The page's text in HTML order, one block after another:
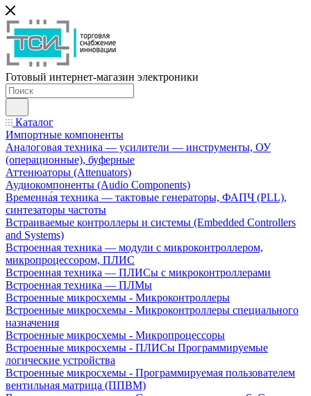
Готовый интернет-магазин электроники
Каталог
Импортные компоненты
Аналоговая техника — усилители — инструменты, ОУ
(операционные), буферные
Аттенюаторы (Attenuators)
Аудиокомпоненты (Audio Components)
Временна́я техника — тактовые генераторы, ФАПЧ (PLL),
синтезаторы частоты
Встраиваемые контроллеры и системы (Embedded Controllers
and Systems)
Встроенная техника — модули с микроконтроллером,
микропроцессором, ПЛИС
Встроенная техника — ПЛИСы с микроконтроллерами
Встроенная техника — ПЛМы
Встроенные микросхемы - Микроконтроллеры
Встроенные микросхемы - Микроконтроллеры специального
назначения
Встроенные микросхемы - Микропроцессоры
Встроенные микросхемы - ПЛИСы Программируемые
логические устройства
Встроенные микросхемы - Программируемая пользователем
вентильная матрица (ППВМ)